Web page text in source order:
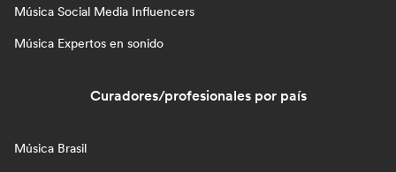
Música Social Media Influencers
Música Expertos en sonido
Curadores/profesionales por país
Música Brasil